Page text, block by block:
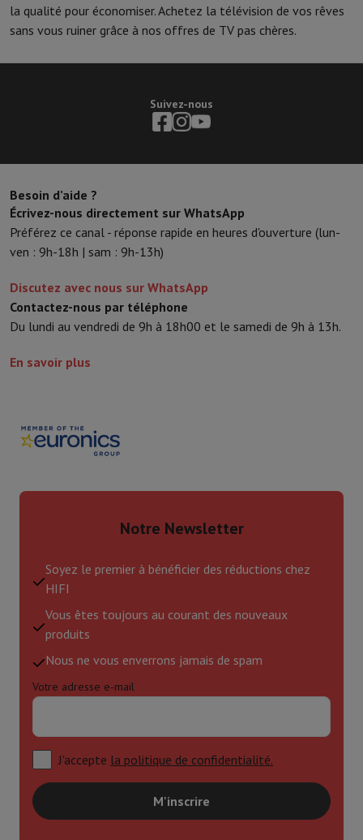
la qualité pour économiser. Achetez la télévision de vos rêves
sans vous ruiner grâce à nos offres de TV pas chères.
Suivez-nous
Besoin d’aide ?
Écrivez-nous directement sur WhatsApp
Préférez ce canal - réponse rapide en heures d'ouverture (lun-
ven : 9h-18h | sam : 9h-13h)
Discutez avec nous sur WhatsApp
Contactez-nous par téléphone
Du lundi au vendredi de 9h à 18h00 et le samedi de 9h à 13h.
En savoir plus
Notre Newsletter
Soyez le premier à bénéficier des réductions chez
HIFI
Vous êtes toujours au courant des nouveaux
produits
Nous ne vous enverrons jamais de spam
Votre adresse e-mail
J'accepte la politique de confidentialité.
M'inscrire